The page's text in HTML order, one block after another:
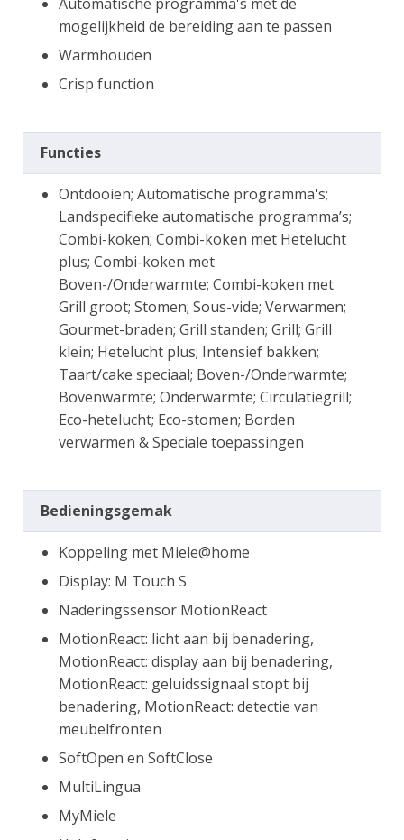
mogelijkheid de bereiding aan te passen
Warmhouden
Crisp function
Functies
Ontdooien; Automatische programma's;
Landspecifieke automatische programma’s;
Combi-koken; Combi-koken met Hetelucht
plus; Combi-koken met
Boven-/Onderwarmte; Combi-koken met
Grill groot; Stomen; Sous-vide; Verwarmen;
Gourmet-braden; Grill standen; Grill; Grill
klein; Hetelucht plus; Intensief bakken;
Taart/cake speciaal; Boven-/Onderwarmte;
Bovenwarmte; Onderwarmte; Circulatiegrill;
Eco-hetelucht; Eco-stomen; Borden
verwarmen & Speciale toepassingen
Bedieningsgemak
Koppeling met Miele@home
Display: M Touch S
Naderingssensor MotionReact
MotionReact: licht aan bij benadering,
MotionReact: display aan bij benadering,
MotionReact: geluidssignaal stopt bij
benadering, MotionReact: detectie van
meubelfronten
SoftOpen en SoftClose
MultiLingua
MyMiele